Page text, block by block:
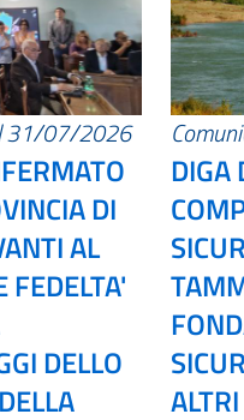
31/07/2026
DI
AL
FEDELTA'
DELLO
DIGA